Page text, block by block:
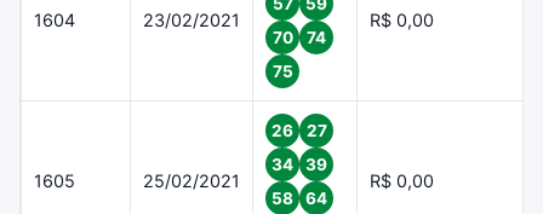
1604 23/02/2021
70
74
75
R$ 0,00
1605 25/02/2021
26
27
34
39
58
64
R$ 0,00